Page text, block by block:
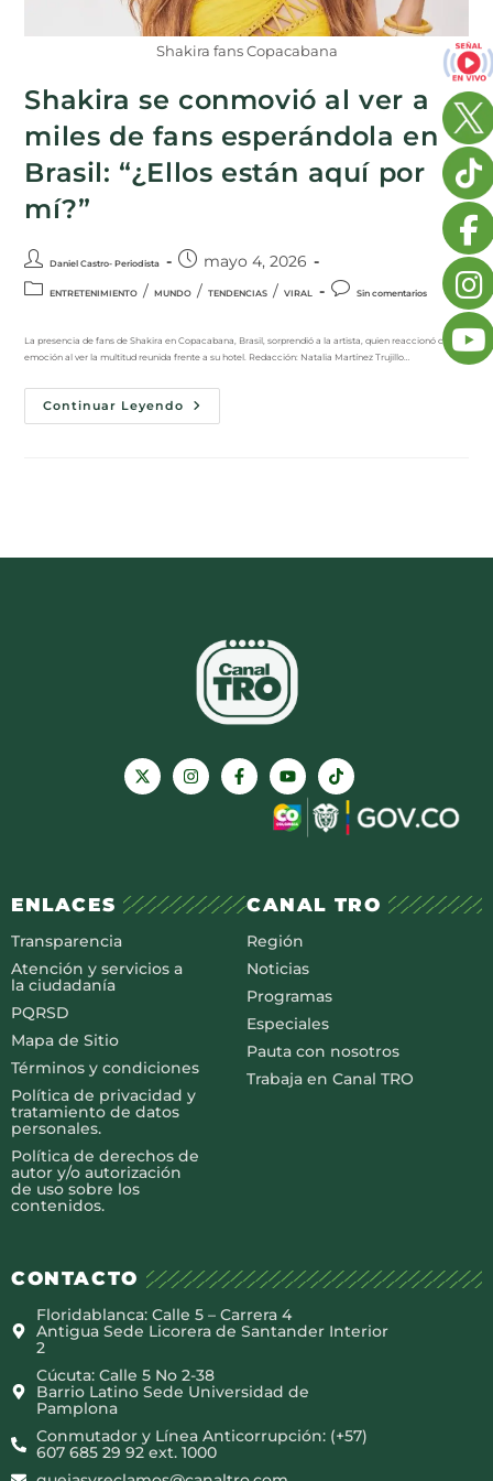
Shakira fans Copacabana
Shakira se conmovió al ver a
miles de fans esperándola en
Brasil: “¿Ellos están aquí por
mí?”
Daniel Castro- Periodista mayo 4, 2026
ENTRETENIMIENTO / MUNDO / TENDENCIAS / VIRAL Sin comentarios
La presencia de fans de Shakira en Copacabana, Brasil, sorprendió a la artista, quien reaccionó con
emoción al ver la multitud reunida frente a su hotel. Redacción: Natalia Martínez Trujillo…
Continuar Leyendo
ENLACES
Transparencia
Atención y servicios a
la ciudadanía
PQRSD
Mapa de Sitio
Términos y condiciones
Política de privacidad y
tratamiento de datos
personales.
Política de derechos de
autor y/o autorización
de uso sobre los
contenidos.
CANAL TRO
Región
Noticias
Programas
Especiales
Pauta con nosotros
Trabaja en Canal TRO
CONTACTO
Floridablanca: Calle 5 – Carrera 4
Antigua Sede Licorera de Santander Interior
2
Cúcuta: Calle 5 No 2-38
Barrio Latino Sede Universidad de
Pamplona
Conmutador y Línea Anticorrupción: (+57)
607 685 29 92 ext. 1000